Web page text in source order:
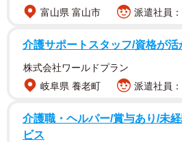
富山県 富山市
派遣社員
介護サポートスタッフ/資格が活
株式会社ワールドプラン
岐阜県 養老町
派遣社員
介護職・ヘルパー/賞与あり/未
ビス